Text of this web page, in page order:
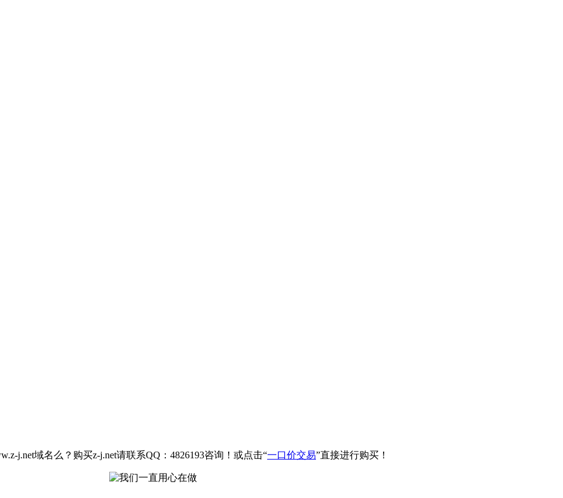
j.net域名么？购买z-j.net请联系QQ：4826193咨询！或点击“一口价交易”直接进行购买！